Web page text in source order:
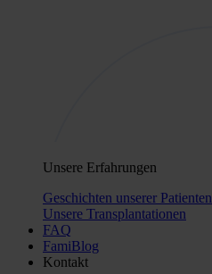
Unsere Erfahrungen
Geschichten unserer Patienten
Unsere Transplantationen
FAQ
FamiBlog
Kontakt